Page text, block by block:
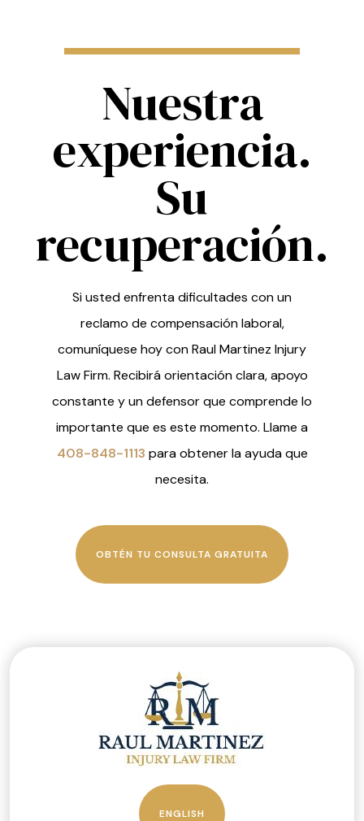
Nuestra
experiencia.
Su
recuperación.
Si usted enfrenta dificultades con un
reclamo de compensación laboral,
comuníquese hoy con Raul Martinez Injury
Law Firm. Recibirá orientación clara, apoyo
constante y un defensor que comprende lo
importante que es este momento. Llame a
408-848-1113 para obtener la ayuda que
necesita.
OBTÉN TU CONSULTA GRATUITA
ENGLISH